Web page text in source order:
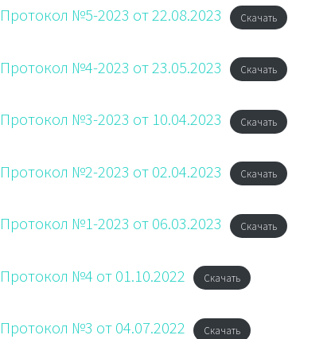
Протокол №5-2023 от 22.08.2023 Скачать
Протокол №4-2023 от 23.05.2023 Скачать
Протокол №3-2023 от 10.04.2023 Скачать
Протокол №2-2023 от 02.04.2023 Скачать
Протокол №1-2023 от 06.03.2023 Скачать
Протокол №4 от 01.10.2022 Скачать
Протокол №3 от 04.07.2022 Скачать